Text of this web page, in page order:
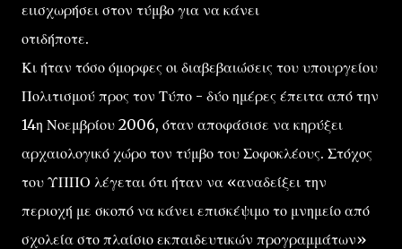
ειισχωρήσει στον τύμβο για να κάνει
οτιδήποτε.
Κι ήταν τόσο όμορφες οι διαβεβαιώσεις του υπουργείου
Πολιτισμού προς τον Τύπο - δύο ημέρες έπειτα από την
14η Νοεμβρίου 2006, όταν αποφάσισε να κηρύξει
αρχαιολογικό χώρο τον τύμβο του Σοφοκλέους. Στόχος
του ΥΠΠΟ λέγεται ότι ήταν να «αναδείξει την
περιοχή με σκοπό να κάνει επισκέψιμο το μνημείο από
σχολεία στο πλαίσιο εκπαιδευτικών προγραμμάτων»